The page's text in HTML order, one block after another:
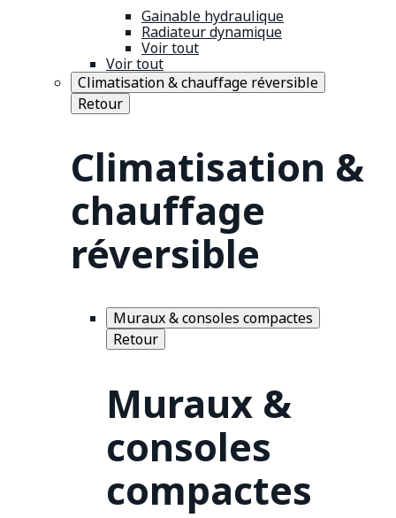
Gainable hydraulique
Radiateur dynamique
Voir tout
Voir tout
Climatisation & chauffage réversible
Retour
Climatisation &
chauffage
réversible
Muraux & consoles compactes
Retour
Muraux &
consoles
compactes